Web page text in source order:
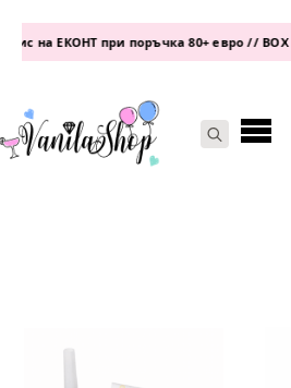
на ЕКОНТ при поръчка 80+ евро // BOX